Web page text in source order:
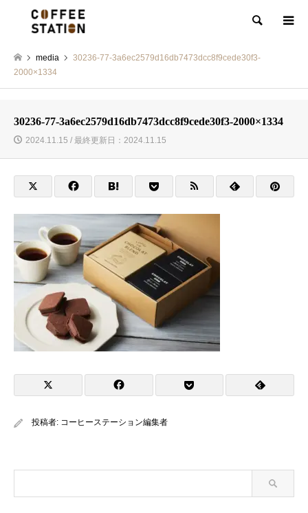
検索
media
30236-77-3a6ec2579d16db7473dcc8f9cede30f3-
2000×1334
30236-77-3a6ec2579d16db7473dcc8f9cede30f3-2000×1334
2024.11.15 / 最終更新日：2024.11.15
投稿者: コーヒーステーション編集者